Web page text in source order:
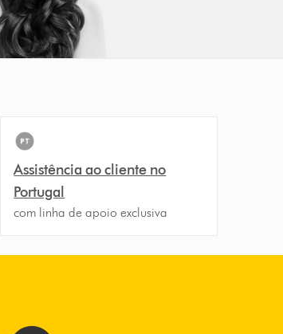
Assistência ao cliente no
Portugal
com linha de apoio exclusiva